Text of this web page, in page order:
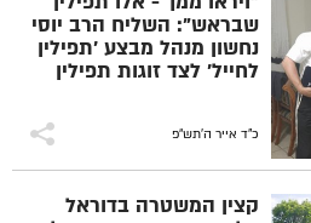
שבראש": השליח הרב יוסי
נחשון מנהל מבצע 'תפילין
לחייל' לצד זוגות תפילין
צה"ל. החודש חולקו כמאה
זוגות תפילין חדשות,
שיונחו מידי יום
כ"ד אייר ה׳תש״פ
קצין המשטרה בדוראל